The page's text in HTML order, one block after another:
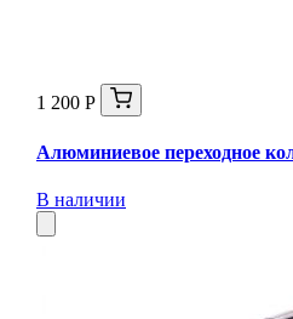
1 200 Р
Алюминиевое переходное
В наличии